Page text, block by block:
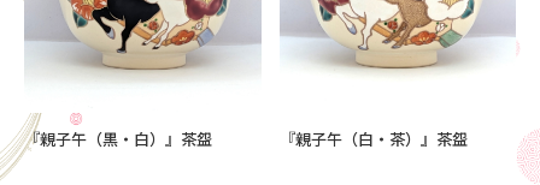
『親子午（黒・白）』茶盌 『親子午（白・茶）』茶盌